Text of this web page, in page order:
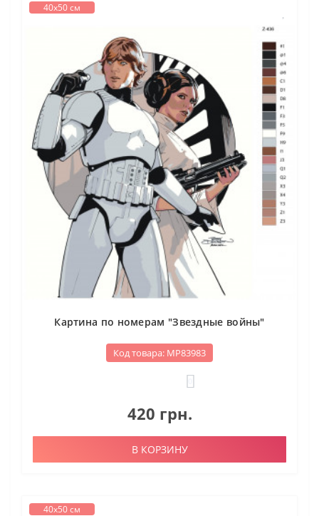
40х50 см
Картина по номерам "Звездные войны"
Код товара: МР83983
420 грн.
В КОРЗИНУ
40х50 см